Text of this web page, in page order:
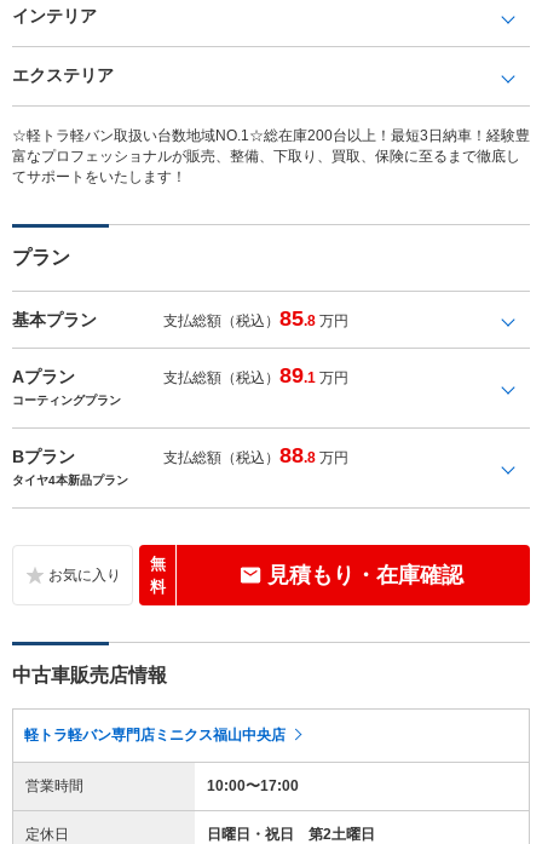
インテリア
エクステリア
☆軽トラ軽バン取扱い台数地域NO.1☆総在庫200台以上！最短3日納車！経験豊
富なプロフェッショナルが販売、整備、下取り、買取、保険に至るまで徹底し
てサポートをいたします！
プラン
基本プラン 支払総額（税込）85.8 万円
Aプラン 支払総額（税込）89.1 万円
コーティングプラン
Bプラン 支払総額（税込）88.8 万円
タイヤ4本新品プラン
無
料
見積もり・在庫確認
中古車販売店情報
軽トラ軽バン専門店ミニクス福山中央店
営業時間 10:00〜17:00
定休日 日曜日・祝日 第2土曜日